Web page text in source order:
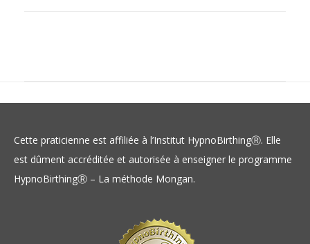
Cette praticienne est affiliée à l’Institut HypnoBirthingⓇ. Elle
est dûment accréditée et autorisée à enseigner le programme
HypnoBirthingⓇ – La méthode Mongan.